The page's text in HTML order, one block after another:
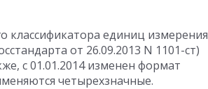
классификатора единиц измерения
от 26.09.2013 N 1101-ст)
с 01.01.2014 изменен формат
четырехзначные.